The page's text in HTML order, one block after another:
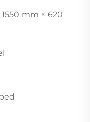
mm × 620